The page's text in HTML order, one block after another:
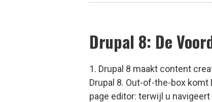
Drupal 8: De
1. Drupal 8 maakt content
Drupal 8. Out-of-the-box komt
page editor: terwijl u